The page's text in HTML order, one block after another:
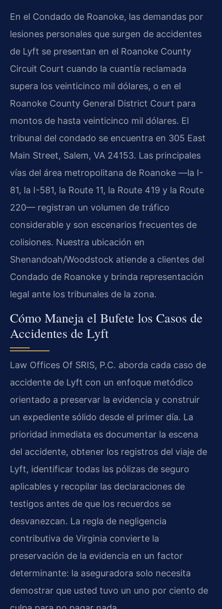
En el Condado de Roanoke, las demandas por
lesiones personales que surgen de accidentes
de Lyft se presentan en el Roanoke County
Circuit Court cuando la cuantía reclamada
supera los veinticinco mil dólares, o en el
Roanoke County General District Court para
montos de hasta veinticinco mil dólares. El
tribunal del condado se encuentra en 305 East
Main Street, Salem, VA 24153. Las principales
vías del área metropolitana de Roanoke —la I-
81, la I-581, la Route 11, la Route 419 y la Route
220— registran un volumen de tráfico
considerable y son escenarios frecuentes de
colisiones. Nuestra ubicación en
Shenandoah/Woodstock atiende a clientes del
Condado de Roanoke y brinda representación
legal ante los tribunales de la zona.
Cómo Maneja el Bufete los Casos de
Accidentes de Lyft
Law Offices Of SRIS, P.C. aborda cada caso de
accidente de Lyft con un enfoque metódico
orientado a preservar la evidencia y construir
un expediente sólido desde el primer día. La
prioridad inmediata es documentar la escena
del accidente, obtener los registros del viaje de
Lyft, identificar todas las pólizas de seguro
aplicables y recopilar las declaraciones de
testigos antes de que los recuerdos se
desvanezcan. La regla de negligencia
contributiva de Virginia convierte la
preservación de la evidencia en un factor
determinante: la aseguradora solo necesita
demostrar que usted tuvo un uno por ciento de